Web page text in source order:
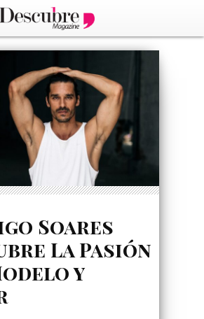
Soares
La Pasión
y